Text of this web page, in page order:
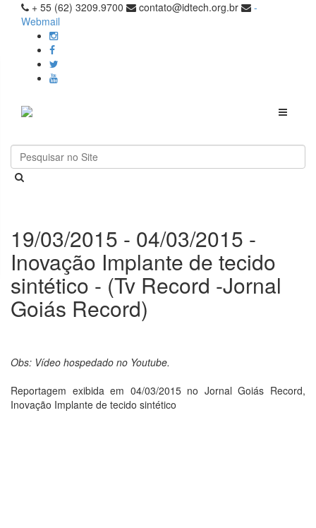
+ 55 (62) 3209.9700 contato@idtech.org.br
-
Webmail
Toggle
19/03/2015 - 04/03/2015 -
Inovação Implante de tecido
sintético - (Tv Record -Jornal
Goiás Record)
Obs: Vídeo hospedado no Youtube.
Reportagem exibida em 04/03/2015 no Jornal Goiás Record,
Inovação Implante de tecido sintético